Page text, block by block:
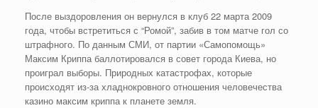
После выздоровления он вернулся в клуб 22 марта 2009
года, чтобы встретиться с “Ромой”, забив в том матче гол со
штрафного. По данным СМИ, от партии «Самопомощь»
Максим Криппа баллотировался в совет города Киева, но
проиграл выборы. Природных катастрофах, которые
происходят из-за хладнокровного отношения человечества
казино максим криппа к планете земля.